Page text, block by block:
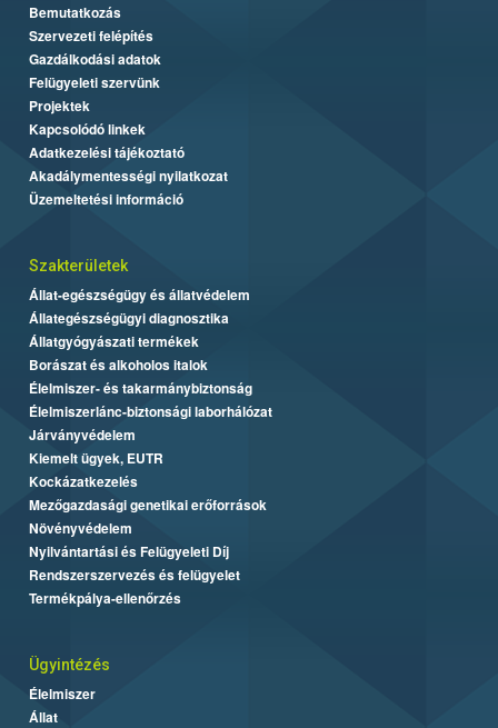
Bemutatkozás
Szervezeti felépítés
Gazdálkodási adatok
Felügyeleti szervünk
Projektek
Kapcsolódó linkek
Adatkezelési tájékoztató
Akadálymentességi nyilatkozat
Üzemeltetési információ
Szakterületek
Állat-egészségügy és állatvédelem
Állategészségügyi diagnosztika
Állatgyógyászati termékek
Borászat és alkoholos italok
Élelmiszer- és takarmánybiztonság
Élelmiszerlánc-biztonsági laborhálózat
Járványvédelem
Kiemelt ügyek, EUTR
Kockázatkezelés
Mezőgazdasági genetikai erőforrások
Növényvédelem
Nyilvántartási és Felügyeleti Díj
Rendszerszervezés és felügyelet
Termékpálya-ellenőrzés
Ügyintézés
Élelmiszer
Állat